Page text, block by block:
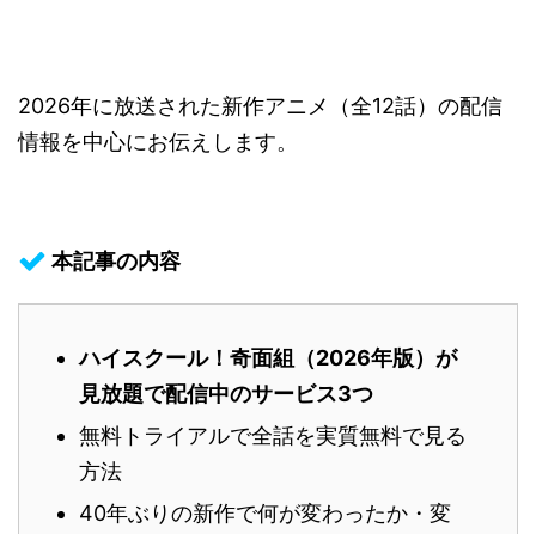
2026年に放送された新作アニメ（全12話）の配信
情報を中心にお伝えします。
本記事の内容
ハイスクール！奇面組（2026年版）が
見放題で配信中のサービス3つ
無料トライアルで全話を実質無料で見る
方法
40年ぶりの新作で何が変わったか・変